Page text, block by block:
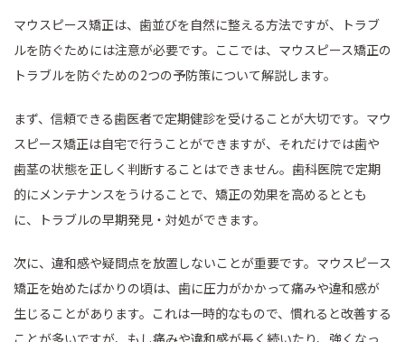
マウスピース矯正は、歯並びを自然に整える方法ですが、トラブ
ルを防ぐためには注意が必要です。ここでは、マウスピース矯正の
トラブルを防ぐための2つの予防策について解説します。
まず、信頼できる歯医者で定期健診を受けることが大切です。マウ
スピース矯正は自宅で行うことができますが、それだけでは歯や
歯茎の状態を正しく判断することはできません。歯科医院で定期
的にメンテナンスをうけることで、矯正の効果を高めるととも
に、トラブルの早期発見・対処ができます。
次に、違和感や疑問点を放置しないことが重要です。マウスピース
矯正を始めたばかりの頃は、歯に圧力がかかって痛みや違和感が
生じることがあります。これは一時的なもので、慣れると改善する
ことが多いですが、もし痛みや違和感が長く続いたり、強くなっ